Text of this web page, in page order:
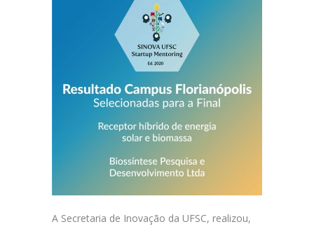
A Secretaria de Inovação da UFSC, realizou,